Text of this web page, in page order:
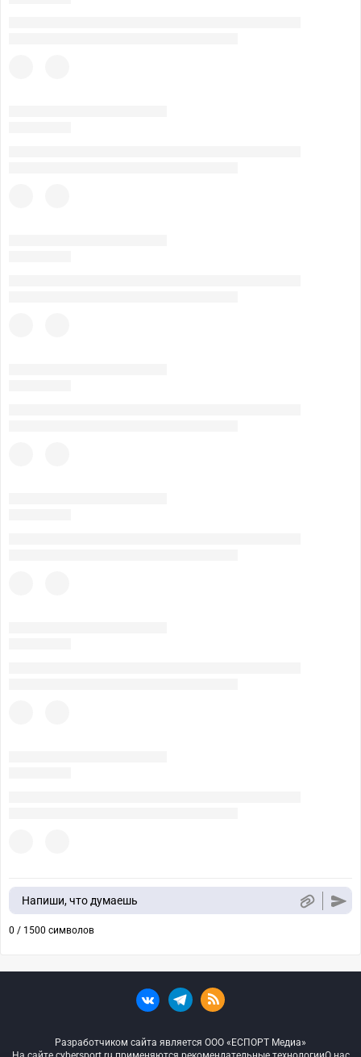
Напиши, что думаешь
0 / 1500 символов
Разработчиком сайта является ООО «ЕСПОРТ Медиа»